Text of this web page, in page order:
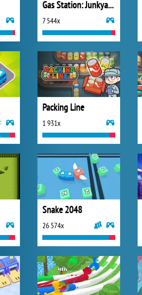
Gas Station: Junkyard Tycoon
7 544x
Packing Line
1 931x
Snake 2048
26 574x